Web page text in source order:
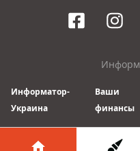
Информатор-
Украина
Ваши
финансы
© 2016-